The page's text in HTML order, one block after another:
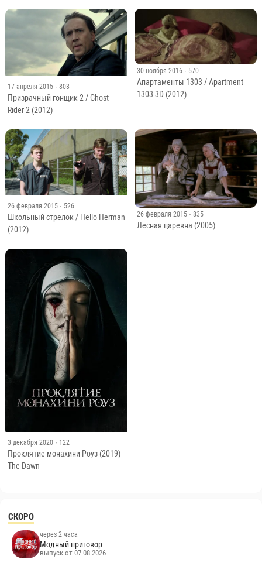
17 апреля 2015 · 803
Призрачный гонщик 2 / Ghost
Rider 2 (2012)
30 ноября 2016 · 570
Апартаменты 1303 / Apartment
1303 3D (2012)
26 февраля 2015 · 526
Школьный стрелок / Hello Herman
(2012)
26 февраля 2015 · 835
Лесная царевна (2005)
3 декабря 2020 · 122
Проклятие монахини Роуз (2019)
The Dawn
СКОРО
через 2 часа
Модный приговор
выпуск от 07.08.2026